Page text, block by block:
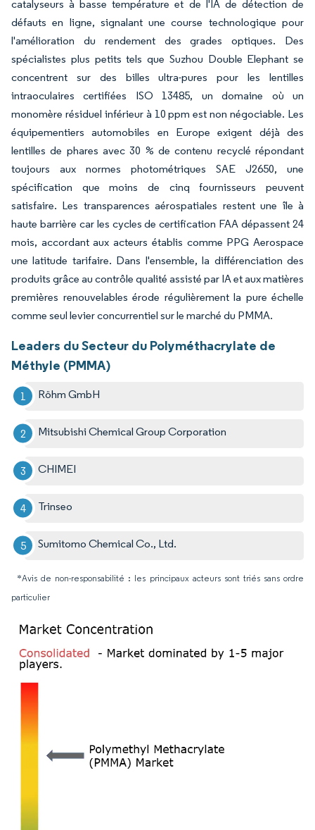
catalyseurs à basse température et de l'IA de détection de
défauts en ligne, signalant une course technologique pour
l'amélioration du rendement des grades optiques. Des
spécialistes plus petits tels que Suzhou Double Elephant se
concentrent sur des billes ultra-pures pour les lentilles
intraoculaires certifiées ISO 13485, un domaine où un
monomère résiduel inférieur à 10 ppm est non négociable. Les
équipementiers automobiles en Europe exigent déjà des
lentilles de phares avec 30 % de contenu recyclé répondant
toujours aux normes photométriques SAE J2650, une
spécification que moins de cinq fournisseurs peuvent
satisfaire. Les transparences aérospatiales restent une île à
haute barrière car les cycles de certification FAA dépassent 24
mois, accordant aux acteurs établis comme PPG Aerospace
une latitude tarifaire. Dans l'ensemble, la différenciation des
produits grâce au contrôle qualité assisté par IA et aux matières
premières renouvelables érode régulièrement la pure échelle
comme seul levier concurrentiel sur le marché du PMMA.
Leaders du Secteur du Polyméthacrylate de
Méthyle (PMMA)
Röhm GmbH
Mitsubishi Chemical Group Corporation
CHIMEI
Trinseo
Sumitomo Chemical Co., Ltd.
*Avis de non-responsabilité : les principaux acteurs sont triés sans ordre
particulier